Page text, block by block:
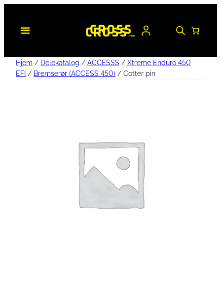
Hjem / Delekatalog / ACCESSS / Xtreme Enduro 450
EFI / Bremserør (ACCESS 450) / Cotter pin